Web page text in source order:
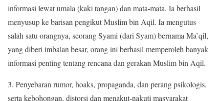
informasi lewat umala (kaki tangan) dan mata-mata. Ia berhasil
menyusup ke barisan pengikut Muslim bin Aqil. Ia mengutus
salah satu orangnya, seorang Syami (dari Syam) bernama Ma’qil,
yang diberi imbalan besar, orang ini berhasil memperoleh banyak
informasi penting tentang rencana dan gerakan Muslim bin Aqil.
3. Penyebaran rumor, hoaks, propaganda, dan perang psikologis,
serta kebohongan, distorsi dan menakut-nakuti masyarakat